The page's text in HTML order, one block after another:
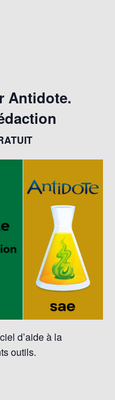
Antidote.
d’aide à la
outils.